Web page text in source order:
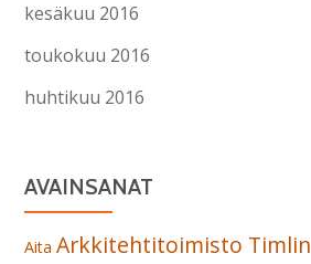
kesäkuu 2016
toukokuu 2016
huhtikuu 2016
AVAINSANAT
Aita Arkkitehtitoimisto Timlin